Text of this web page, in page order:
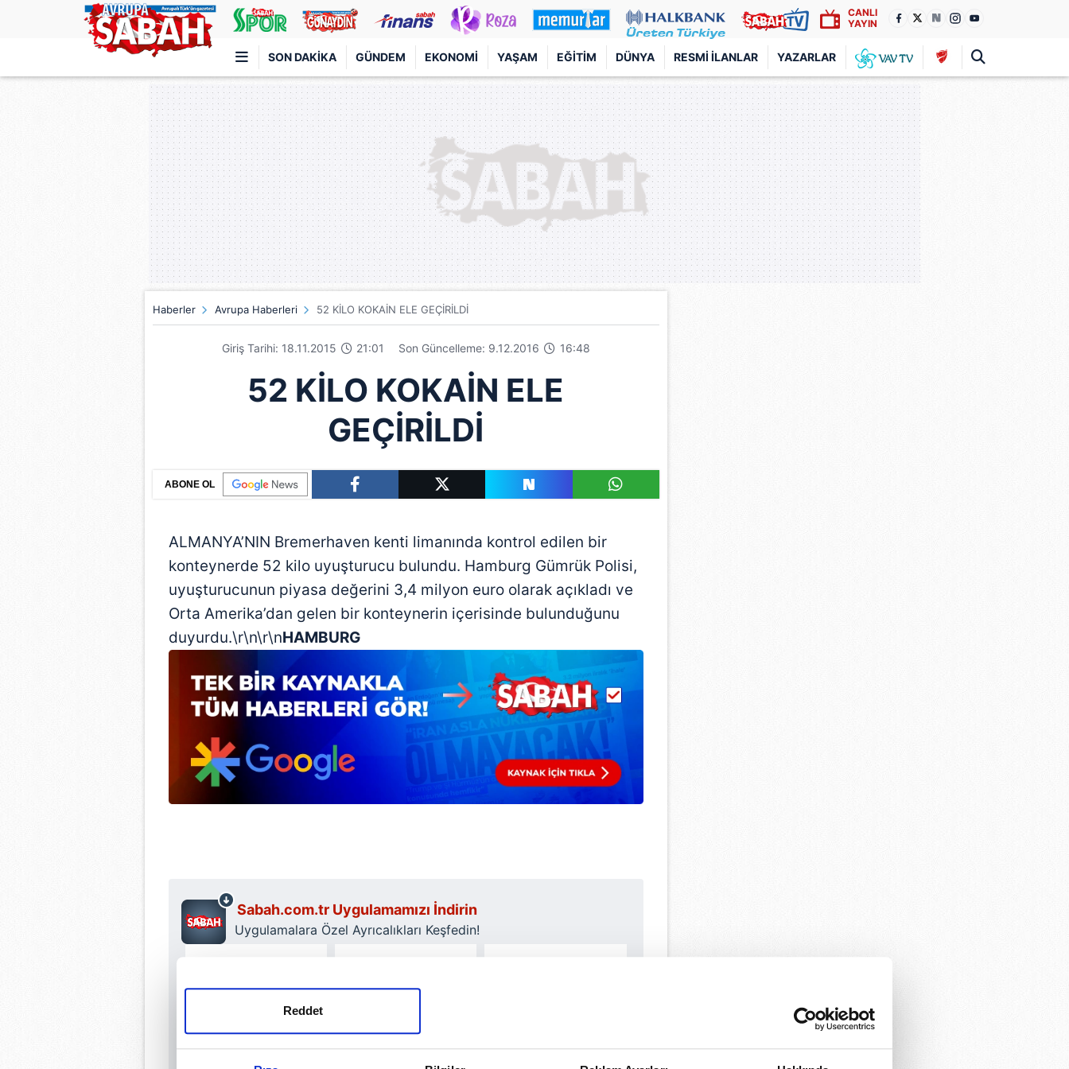
Reddet
CANLI
YAYIN
SON DAKIKA GÜNDEM EKONOMI YAŞAM EĞITIM DÜNYA RESMI İLANLAR YAZARLAR
Türkiye'nin en iyi haber sitesi
Haberler Avrupa Haberleri 52 KİLO KOKAİN ELE GEÇİRİLDİ
Giriş Tarihi: 18.11.2015 21:01 Son Güncelleme: 9.12.2016 16:48
52 KİLO KOKAİN ELE
GEÇİRİLDİ
ABONE OL
ALMANYA’NIN Bremerhaven kenti limanında kontrol edilen bir
konteynerde 52 kilo uyuşturucu bulundu. Hamburg Gümrük Polisi,
uyuşturucunun piyasa değerini 3,4 milyon euro olarak açıkladı ve
Orta Amerika’dan gelen bir konteynerin içerisinde bulunduğunu
duyurdu.\r\n\r\nHAMBURG
Sabah.com.tr Uygulamamızı İndirin
Uygulamalara Özel Ayrıcalıkları Keşfedin!